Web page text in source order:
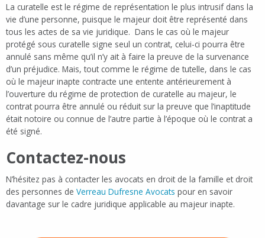
La curatelle est le régime de représentation le plus intrusif dans la
vie d’une personne, puisque le majeur doit être représenté dans
tous les actes de sa vie juridique. Dans le cas où le majeur
protégé sous curatelle signe seul un contrat, celui-ci pourra être
annulé sans même qu’il n’y ait à faire la preuve de la survenance
d’un préjudice. Mais, tout comme le régime de tutelle, dans le cas
où le majeur inapte contracte une entente antérieurement à
l’ouverture du régime de protection de curatelle au majeur, le
contrat pourra être annulé ou réduit sur la preuve que l’inaptitude
était notoire ou connue de l’autre partie à l’époque où le contrat a
été signé.
Contactez-nous
N’hésitez pas à contacter les avocats en droit de la famille et droit
des personnes de Verreau Dufresne Avocats pour en savoir
davantage sur le cadre juridique applicable au majeur inapte.